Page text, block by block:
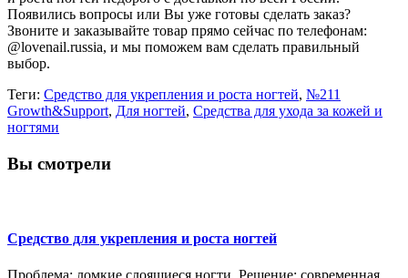
Появились вопросы или Вы уже готовы сделать заказ?
Звоните и заказывайте товар прямо сейчас по телефонам:
@lovenail.russia, и мы поможем вам сделать правильный
выбор.
Теги: Средство для укрепления и роста ногтей, №211
Growth&Support, Для ногтей, Средства для ухода за кожей и
ногтями
Вы смотрели
Средство для укрепления и роста ногтей
Проблема: ломкие слоящиеся ногти. Решение: современная